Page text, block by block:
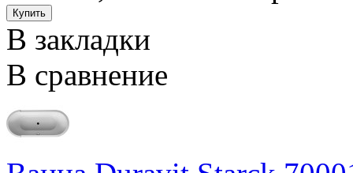
В закладки
В сравнение